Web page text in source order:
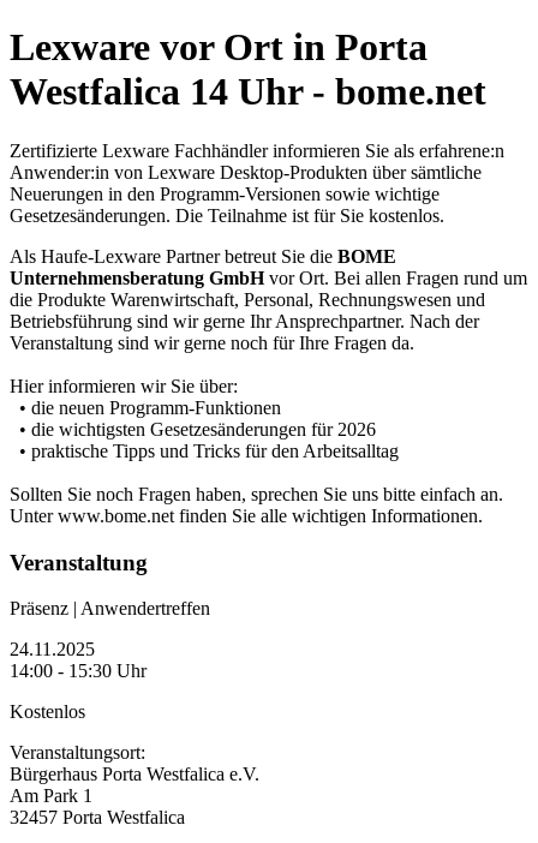
Lexware vor Ort in Porta
Westfalica 14 Uhr - bome.net
Zertifizierte Lexware Fachhändler informieren Sie als erfahrene:n
Anwender:in von Lexware Desktop-Produkten über sämtliche
Neuerungen in den Programm-Versionen sowie wichtige
Gesetzesänderungen. Die Teilnahme ist für Sie kostenlos.
Als Haufe-Lexware Partner betreut Sie die BOME
Unternehmensberatung GmbHvor Ort. Bei allen Fragen rund um
die Produkte Warenwirtschaft, Personal, Rechnungswesen und
Betriebsführung sind wir gerne Ihr Ansprechpartner. Nach der
Veranstaltung sind wir gerne noch für Ihre Fragen da.
Hier informieren wir Sie über:
• die neuen Programm-Funktionen
• die wichtigsten Gesetzesänderungen für 2026
• praktische Tipps und Tricks für den Arbeitsalltag
Sollten Sie noch Fragen haben, sprechen Sie uns bitte einfach an.
Unter www.bome.net finden Sie alle wichtigen Informationen.
Veranstaltung
Präsenz | Anwendertreffen
24.11.2025
14:00 - 15:30 Uhr
Kostenlos
Veranstaltungsort:
Bürgerhaus Porta Westfalica e.V.
Am Park 1
32457 Porta Westfalica